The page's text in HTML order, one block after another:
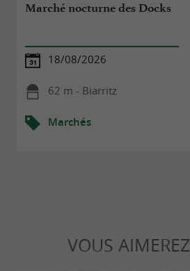
Marché nocturne des Docks
18/08/2026
62 m - Biarritz
Marchés
VOUS AIMEREZ